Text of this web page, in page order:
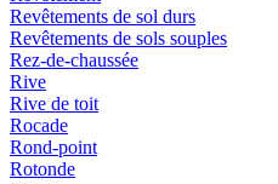
Revêtements de sol durs
Revêtements de sols souples
Rez-de-chaussée
Rive
Rive de toit
Rocade
Rond-point
Rotonde